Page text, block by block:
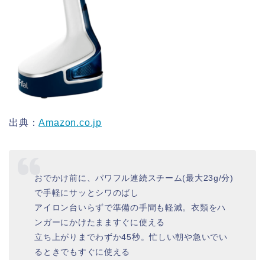
出典：Amazon.co.jp
おでかけ前に、パワフル連続スチーム(最大23g/分)
で手軽にサッとシワのばし
アイロン台いらずで準備の手間も軽減。衣類をハ
ンガーにかけたまますぐに使える
立ち上がりまでわずか45秒。忙しい朝や急いでい
るときでもすぐに使える